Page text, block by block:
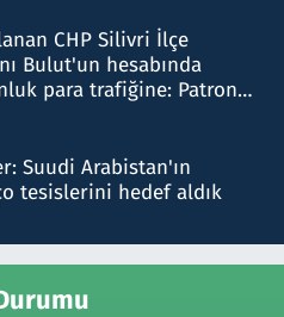
CHP Silivri İlçe
Bulut'un hesabında
para trafiğine: Patron
Suudi Arabistan'ın
tesislerini hedef aldık